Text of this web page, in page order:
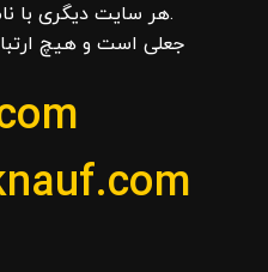
.هر سایت دیگری با
جعلی است و هیچ